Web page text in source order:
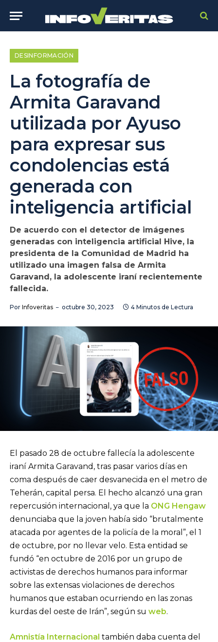
DESINFORMACIÓN
La fotografía de
Armita Garavand
utilizada por Ayuso
para expresar sus
condolencias está
generada con
inteligencia artificial
De acuerdo con el detector de imágenes
generadas con inteligencia artificial Hive, la
presidenta de la Comunidad de Madrid ha
utilizado una imagen falsa de Armita
Garavand, la adolescente iraní recientemente
fallecida.
Por Infoveritas octubre 30, 2023 4 Minutos de Lectura
El pasado 28 de octubre fallecía la adolescente
iraní Armita Garavand, tras pasar varios días en
coma después de caer desvanecida en el metro de
Teherán, capital persa. El hecho alcanzó una gran
repercusión internacional, ya que la ONG Hengaw
denunciaba que la joven había sido “brutalmente
atacada por agentes de la policía de la moral”, el 1
de octubre, por no llevar velo. Esta entidad se
fundó “en octubre de 2016 por un grupo de
activistas de derechos humanos para informar
sobre las extensas violaciones de derechos
humanos que estaban ocurriendo en las zonas
kurdas del oeste de Irán”, según su web.
Amnistía Internacional también daba cuenta del